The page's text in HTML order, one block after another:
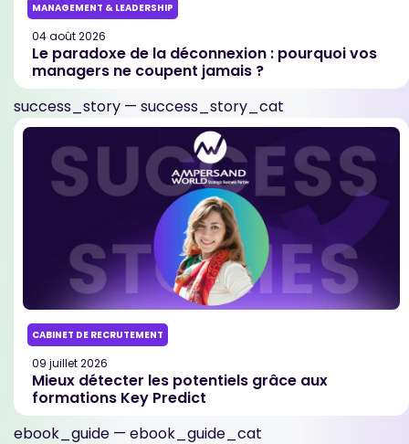
MANAGEMENT & LEADERSHIP
04 août 2026
Le paradoxe de la déconnexion : pourquoi vos
managers ne coupent jamais ?
success_story — success_story_cat
CABINET DE RECRUTEMENT
09 juillet 2026
Mieux détecter les potentiels grâce aux
formations Key Predict
ebook_guide — ebook_guide_cat